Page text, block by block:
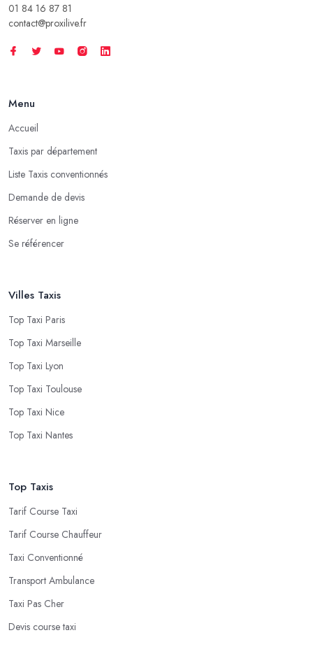
01 84 16 87 81
contact@proxilive.fr
Menu
Accueil
Taxis par département
Liste Taxis conventionnés
Demande de devis
Réserver en ligne
Se référencer
Villes Taxis
Top Taxi Paris
Top Taxi Marseille
Top Taxi Lyon
Top Taxi Toulouse
Top Taxi Nice
Top Taxi Nantes
Top Taxis
Tarif Course Taxi
Tarif Course Chauffeur
Taxi Conventionné
Transport Ambulance
Taxi Pas Cher
Devis course taxi